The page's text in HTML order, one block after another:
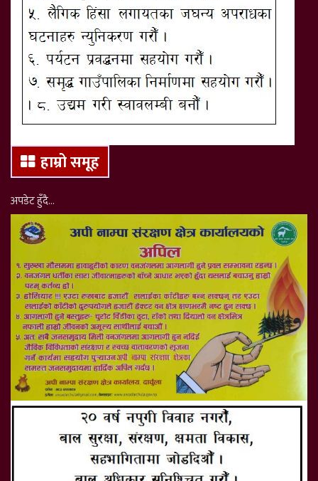
हाम्रो समूह
अपडेट हुँदै…